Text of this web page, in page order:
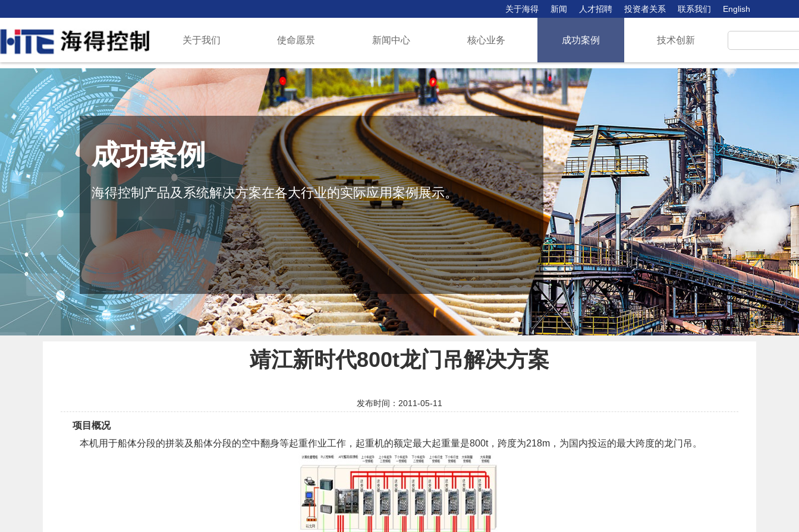
English
联系我们
投资者关系
人才招聘
新闻
关于海得
关于我们 使命愿景 新闻中心 核心业务 成功案例 技术创新
成功案例
海得控制产品及系统解决方案在各大行业的实际应用案例展示。
靖江新时代800t龙门吊解决方案
发布时间：2011-05-11
项目概况
本机用于船体分段的拼装及船体分段的空中翻身等起重作业工作，起重机的额定最大起重量是800t，跨度为218m，为国内投运的最大跨度的龙门吊。